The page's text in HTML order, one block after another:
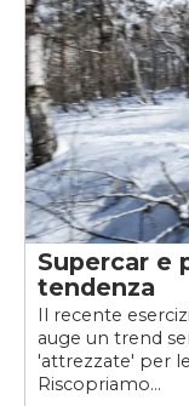
#GTO
#LAMBORGHINI
#P1
#PAGANI
#SALONE DI
Supercar e
tendenza
Il recente
auge un trend
'attrezzate' per
Riscopriamo...